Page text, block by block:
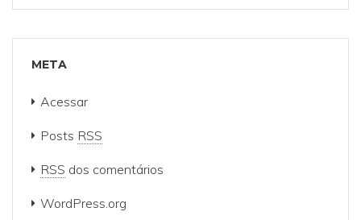
META
Acessar
Posts RSS
RSS dos comentários
WordPress.org